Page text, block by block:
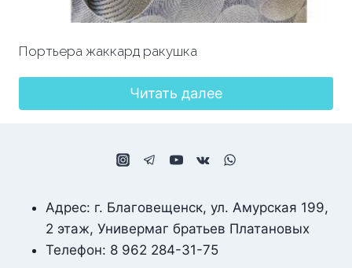
Портьера жаккард ракушка
Читать далее
Адрес: г. Благовещенск, ул. Амурская 199,
2 этаж, Универмаг братьев Платановых
Телефон: 8 962 284-31-75